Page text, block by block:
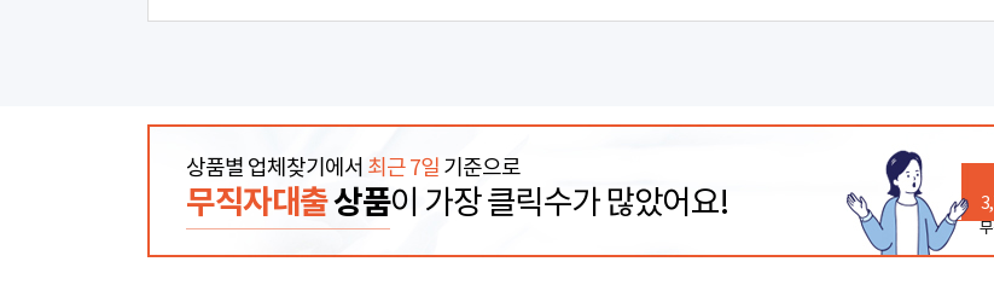
상품별 업체찾기에서 최근 7일 기준으로
무직자대출상품이 가장 클릭수가 많았어요!